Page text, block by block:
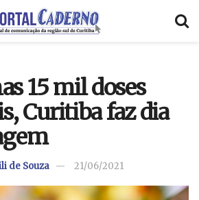
15 mil doses
Curitiba faz dia
de Souza 21/06/2021